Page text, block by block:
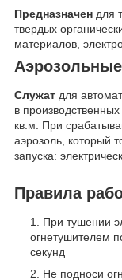
Предназначен для
твердых
материалов,
Служат для
в
кв.м. При
аэрозоль, который
запуска:
Правила
При тушении
огнетушителем
секунд
Не подноси